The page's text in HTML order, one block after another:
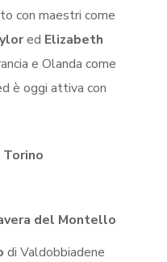
con maestri come
ed Elizabeth
e Olanda come
è oggi attiva con
del Montello
di Valdobbiadene